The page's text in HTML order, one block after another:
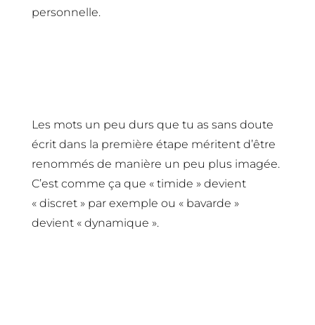
personnelle.
Les mots un peu durs que tu as sans doute
écrit dans la première étape méritent d’être
renommés de manière un peu plus imagée.
C’est comme ça que « timide » devient
« discret » par exemple ou « bavarde »
devient « dynamique ».